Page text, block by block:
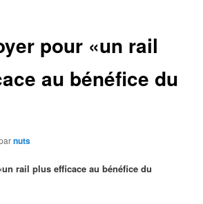
pour «un rail
au bénéfice du
nuts
rail plus efficace au bénéfice du